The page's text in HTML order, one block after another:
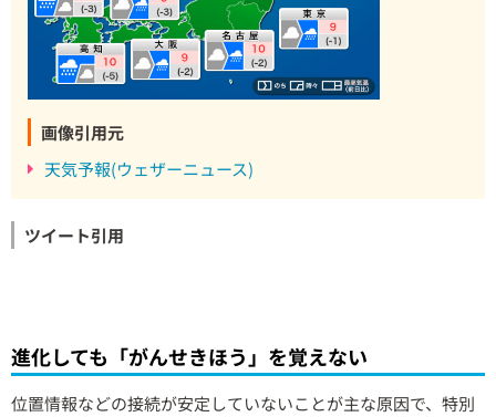
画像引用元
天気予報(ウェザーニュース)
ツイート引用
進化しても「がんせきほう」を覚えない
位置情報などの接続が安定していないことが主な原因で、特別